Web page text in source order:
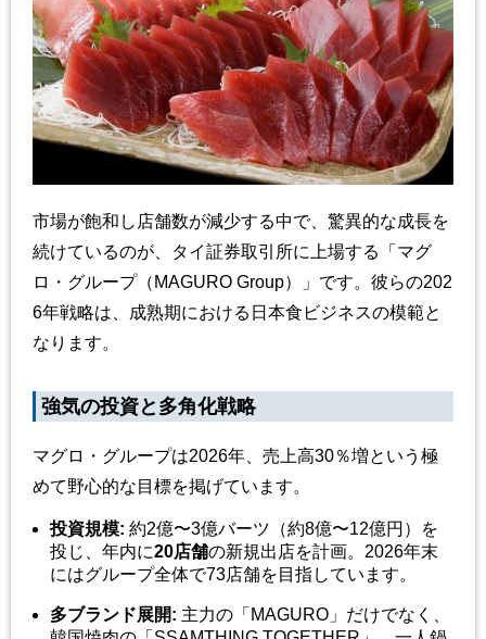
市場が飽和し店舗数が減少する中で、驚異的な成長を
続けているのが、タイ証券取引所に上場する「マグ
ロ・グループ（MAGURO Group）」です。彼らの202
6年戦略は、成熟期における日本食ビジネスの模範と
なります。
強気の投資と多角化戦略
マグロ・グループは2026年、売上高30％増という極
めて野心的な目標を掲げています。
投資規模: 約2億〜3億バーツ（約8億〜12億円）を
投じ、年内に20店舗の新規出店を計画。2026年末
にはグループ全体で73店舗を目指しています。
多ブランド展開: 主力の「MAGURO」だけでなく、